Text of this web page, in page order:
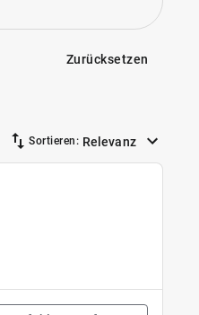
Zurücksetzen
Sortieren: Relevanz